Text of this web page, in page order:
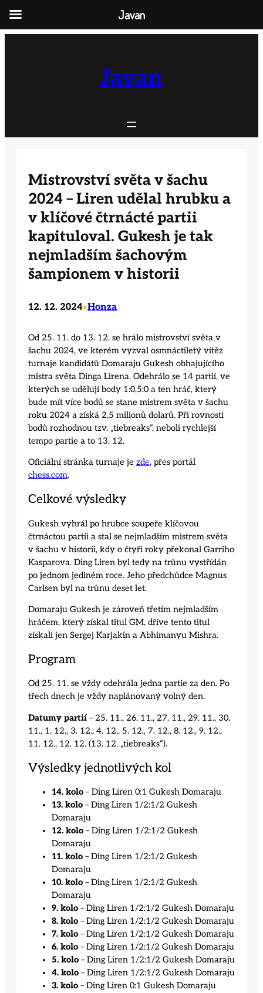
Javan
Mistrovství světa v šachu
2024 – Liren udělal hrubku a
v klíčové čtrnácté partii
kapituloval. Gukesh je tak
nejmladším šachovým
šampionem v historii
12. 12. 2024•Honza
Od 25. 11. do 13. 12. se hrálo mistrovství světa v
šachu 2024, ve kterém vyzval osmnáctiletý vítěz
turnaje kandidátů Domaraju Gukesh obhajujícího
mistra světa Dinga Lirena. Odehrálo se 14 partií, ve
kterých se udělují body 1:0,5:0 a ten hráč, který
bude mít více bodů se stane mistrem světa v šachu
roku 2024 a získá 2,5 milionů dolarů. Při rovnosti
bodů rozhodnou tzv. „tiebreaks“, neboli rychlejší
tempo partie a to 13. 12.
Oficiální stránka turnaje je zde, přes portál
chess.com.
Celkové výsledky
Gukesh vyhrál po hrubce soupeře klíčovou
čtrnáctou partii a stal se nejmladším mistrem světa
v šachu v historii, kdy o čtyři roky překonal Garriho
Kasparova. Ding Liren byl tedy na trůnu vystřídán
po jednom jediném roce. Jeho předchůdce Magnus
Carlsen byl na trůnu deset let.
Domaraju Gukesh je zároveň třetím nejmladším
hráčem, který získal titul GM, dříve tento titul
získali jen Sergej Karjakin a Abhimanyu Mishra.
Program
Od 25. 11. se vždy odehrála jedna partie za den. Po
třech dnech je vždy naplánovaný volný den.
Datumy partií – 25. 11., 26. 11., 27. 11., 29. 11., 30.
11., 1. 12., 3. 12., 4. 12., 5. 12., 7. 12., 8. 12., 9. 12.,
11. 12., 12. 12. (13. 12. „tiebreaks“).
Výsledky jednotlivých kol
14. kolo – Ding Liren 0:1 Gukesh Domaraju
13. kolo – Ding Liren 1/2:1/2 Gukesh
Domaraju
12. kolo – Ding Liren 1/2:1/2 Gukesh
Domaraju
11. kolo – Ding Liren 1/2:1/2 Gukesh
Domaraju
10. kolo – Ding Liren 1/2:1/2 Gukesh
Domaraju
9. kolo – Ding Liren 1/2:1/2 Gukesh Domaraju
8. kolo – Ding Liren 1/2:1/2 Gukesh Domaraju
7. kolo – Ding Liren 1/2:1/2 Gukesh Domaraju
6. kolo – Ding Liren 1/2:1/2 Gukesh Domaraju
5. kolo – Ding Liren 1/2:1/2 Gukesh Domaraju
4. kolo – Ding Liren 1/2:1/2 Gukesh Domaraju
3. kolo – Ding Liren 0:1 Gukesh Domaraju
Javan